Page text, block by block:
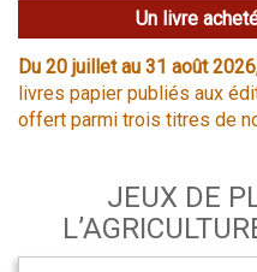
Un livre
Du 20 juillet au 31 août 2026
livres papier publiés aux
offert parmi trois titres de
JEUX DE